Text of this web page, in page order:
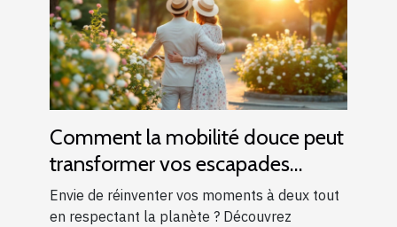
Comment la mobilité douce peut
transformer vos escapades
romantiques ?
Envie de réinventer vos moments à deux tout
en respectant la planète ? Découvrez